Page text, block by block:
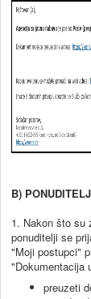
B)
1. Nakon što su
ponuditelji se
"Moji postupci"
"Dokumentacija
preuzeti